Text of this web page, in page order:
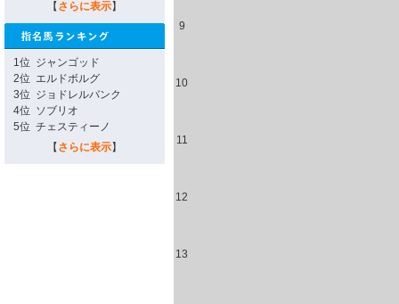
【 さらに表示】
1位 ジャンゴッド
2位 エルドボルグ
3位 ジョドレルバンク
4位 ソブリオ
5位 チェスティーノ
【 さらに表示】
9
10
11
12
13